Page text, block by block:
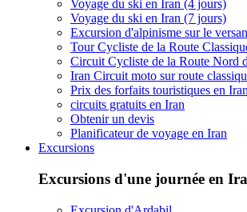
Voyage du ski en Iran (4 jours)
Voyage du ski en Iran (7 jours)
Excursion d'alpinisme sur le
Tour Cycliste de la Route
Circuit Cycliste de la Route Nord
Iran Circuit moto sur route
Prix des forfaits touristiques en
circuits gratuits en Iran
Obtenir un devis
Planificateur de voyage en Iran
Excursions
Excursions d'une journée en